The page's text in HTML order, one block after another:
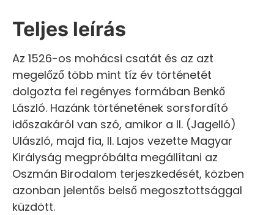
Teljes leírás
Az 1526-os mohácsi csatát és az azt
megelőző több mint tíz év történetét
dolgozta fel regényes formában Benkő
László. Hazánk történetének sorsfordító
időszakáról van szó, amikor a II. (Jagelló)
Ulászló, majd fia, II. Lajos vezette Magyar
Királyság megpróbálta megállítani az
Oszmán Birodalom terjeszkedését, közben
azonban jelentős belső megosztottsággal
küzdött.